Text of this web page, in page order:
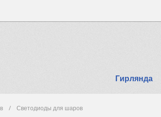
Гирлянда
Светодиоды для шаров